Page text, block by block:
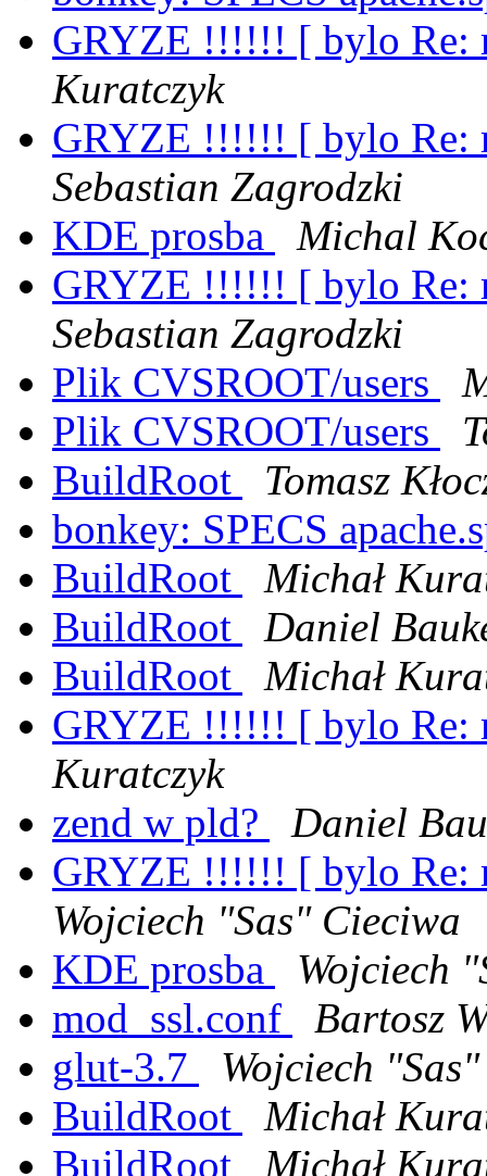
GRYZE !!!!!! [ bylo Re:
Kuratczyk
GRYZE !!!!!! [ bylo Re:
Sebastian Zagrodzki
KDE prosba
Michal
GRYZE !!!!!! [ bylo Re:
Sebastian Zagrodzki
Plik CVSROOT/users
Plik CVSROOT/users
BuildRoot
Tomasz
bonkey: SPECS
BuildRoot
Michał
BuildRoot
Daniel
BuildRoot
Michał
GRYZE !!!!!! [ bylo Re:
Kuratczyk
zend w pld?
Daniel
GRYZE !!!!!! [ bylo Re:
Wojciech "Sas" Cieciwa
KDE prosba
Wojciech
mod_ssl.conf
Bartosz
glut-3.7
Wojciech
BuildRoot
Michał
BuildRoot
Michał